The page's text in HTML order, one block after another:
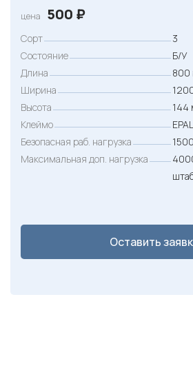
цена 500 ₽
Сорт
3
Состояние
Б/У
Длина
800
Ширина
Высота
144
Клеймо
Безопасная раб. нагрузка
Максимальная доп. нагрузка
Оставить